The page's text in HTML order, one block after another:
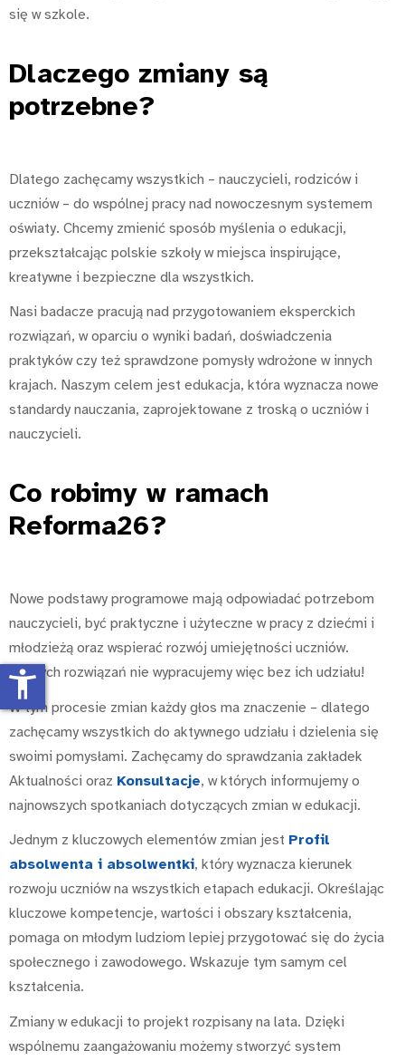
się w szkole.
Dlaczego zmiany są
potrzebne?
Dlatego zachęcamy wszystkich – nauczycieli, rodziców i
uczniów – do wspólnej pracy nad nowoczesnym systemem
oświaty. Chcemy zmienić sposób myślenia o edukacji,
przekształcając polskie szkoły w miejsca inspirujące,
kreatywne i bezpieczne dla wszystkich.
Nasi badacze pracują nad przygotowaniem eksperckich
rozwiązań, w oparciu o wyniki badań, doświadczenia
praktyków czy też sprawdzone pomysły wdrożone w innych
krajach. Naszym celem jest edukacja, która wyznacza nowe
standardy nauczania, zaprojektowane z troską o uczniów i
nauczycieli.
Co robimy w ramach
Reforma26?
Nowe podstawy programowe mają odpowiadać potrzebom
nauczycieli, być praktyczne i użyteczne w pracy z dziećmi i
młodzieżą oraz wspierać rozwój umiejętności uczniów.
Dobrych rozwiązań nie wypracujemy więc bez ich udziału!
W tym procesie zmian każdy głos ma znaczenie – dlatego
zachęcamy wszystkich do aktywnego udziału i dzielenia się
swoimi pomysłami. Zachęcamy do sprawdzania zakładek
Aktualności oraz Konsultacje, w których informujemy o
najnowszych spotkaniach dotyczących zmian w edukacji.
Jednym z kluczowych elementów zmian jest Profil
absolwenta i absolwentki, który wyznacza kierunek
rozwoju uczniów na wszystkich etapach edukacji. Określając
kluczowe kompetencje, wartości i obszary kształcenia,
pomaga on młodym ludziom lepiej przygotować się do życia
społecznego i zawodowego. Wskazuje tym samym cel
kształcenia.
Zmiany w edukacji to projekt rozpisany na lata. Dzięki
wspólnemu zaangażowaniu możemy stworzyć system
accessibility_new